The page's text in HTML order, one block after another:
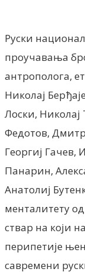
Руски
проучавања
антрополога,
Николај
Лоски, Николај
Федотов,
Георгиј
Панарин,
Анатолиј
менталитету
ствар на који
перипетије
савремени